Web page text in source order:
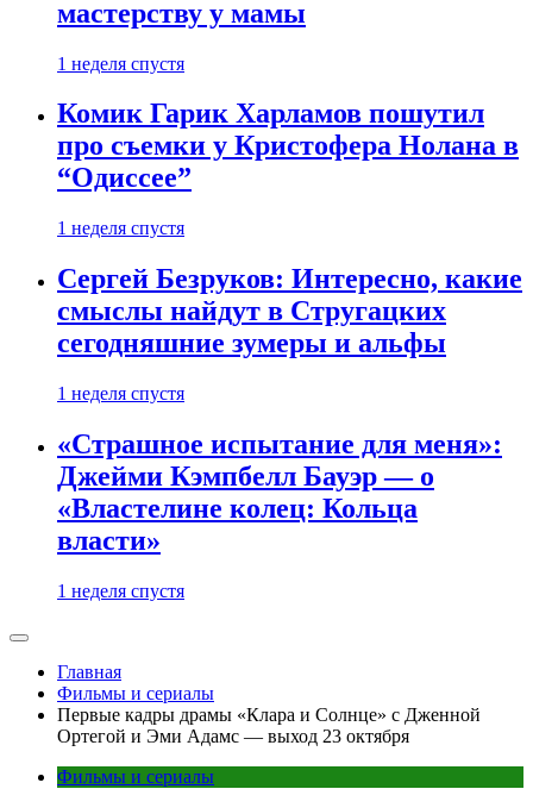
мастерству у мамы
1 неделя спустя
Комик Гарик Харламов пошутил
про съемки у Кристофера Нолана в
“Одиссее”
1 неделя спустя
Сергей Безруков: Интересно, какие
смыслы найдут в Стругацких
сегодняшние зумеры и альфы
1 неделя спустя
«Страшное испытание для меня»:
Джейми Кэмпбелл Бауэр — о
«Властелине колец: Кольца
власти»
1 неделя спустя
Главная
Фильмы и сериалы
Первые кадры драмы «Клара и Солнце» с Дженной
Ортегой и Эми Адамс — выход 23 октября
Фильмы и сериалы